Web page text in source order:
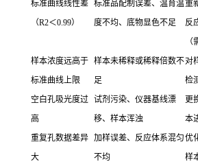
标准曲线线性差
（R2＜0.99）
标准品配制误差、温育温
度不均、底物显色不足
重
反
样本浓度远高于
标准曲线上限
样本未稀释或稀释倍数不
足
对
检
空白孔吸光度过
高
试剂污染、仪器基线漂
移、样本浑浊
更
本
重复孔数据差异
大
加样误差、反应体系混匀
不均
优
样